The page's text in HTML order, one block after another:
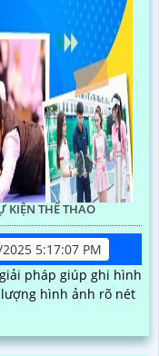
KIỆN THỂ THAO
5:17:07 PM
pháp giúp ghi hình
hình ảnh rõ nét